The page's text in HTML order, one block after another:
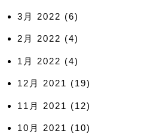
3月 2022 (6)
2月 2022 (4)
1月 2022 (4)
12月 2021 (19)
11月 2021 (12)
10月 2021 (10)